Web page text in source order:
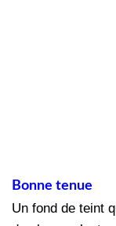
Bonne tenue
Un fond de teint